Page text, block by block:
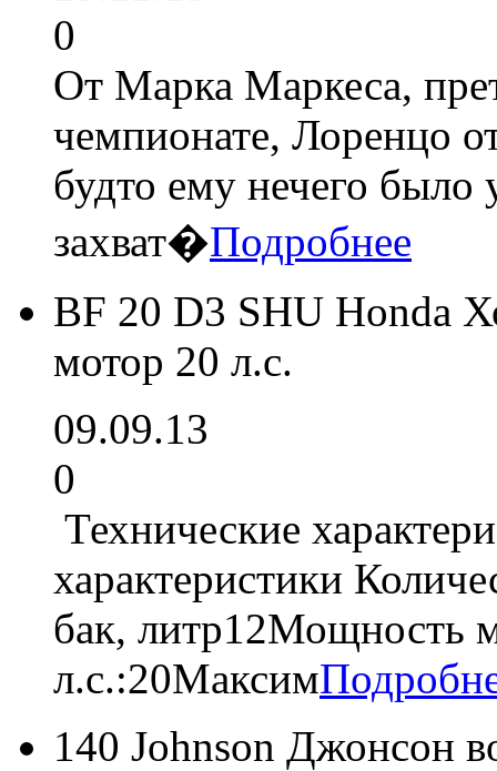
0
От Марка Маркеса,
чемпионате, Лоренцо
будто ему нечего было
захват�Подробнее
BF 20 D3 SHU Honda
мотор 20 л.с.
09.09.13
0
Технические
характеристики
бак, литр12Мощность
л.с.:20Максим
140 Johnson Джонсон